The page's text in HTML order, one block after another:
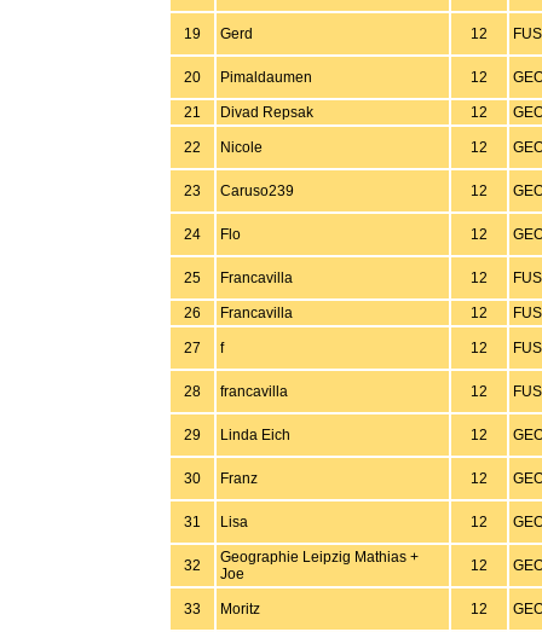
19 Gerd 12
20 Pimaldaumen 12
21 Divad Repsak 12
22 Nicole 12
23 Caruso239 12
24 Flo 12
25 Francavilla 12
26 Francavilla 12
27 f 12
28 francavilla 12
29 Linda Eich 12
30 Franz 12
31 Lisa 12
32
Geographie Leipzig Mathias +
Joe
12
33 Moritz 12